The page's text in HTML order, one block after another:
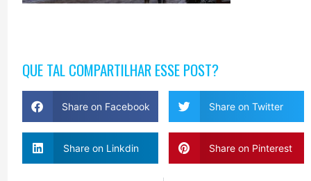
QUE TAL COMPARTILHAR ESSE POST?
Share on Facebook Share on Twitter
Share on Linkdin Share on Pinterest